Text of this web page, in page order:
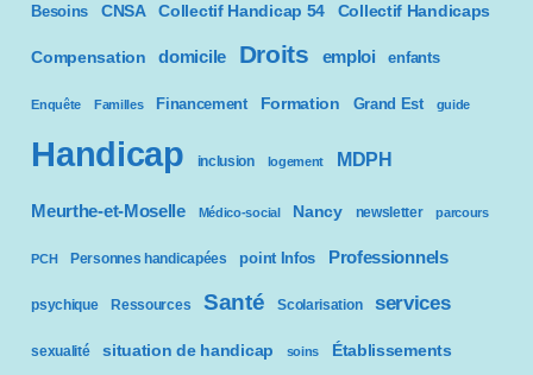
Besoins CNSA Collectif Handicap 54 Collectif Handicaps
Compensation domicile Droits emploi enfants
Enquête Familles Financement Formation Grand Est guide
Handicap inclusion logement MDPH
Meurthe-et-Moselle Médico-social Nancy newsletter parcours
PCH Personnes handicapées point Infos Professionnels
psychique Ressources Santé Scolarisation services
sexualité situation de handicap soins Établissements